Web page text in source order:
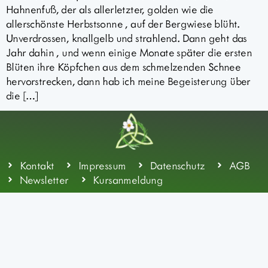
Hahnenfuß, der als allerletzter, golden wie die
allerschönste Herbstsonne , auf der Bergwiese blüht.
Unverdrossen, knallgelb und strahlend. Dann geht das
Jahr dahin , und wenn einige Monate später die ersten
Blüten ihre Köpfchen aus dem schmelzenden Schnee
hervorstrecken, dann hab ich meine Begeisterung über
die […]
Kontakt Impressum Datenschutz
AGB
Newsletter
Kursanmeldung